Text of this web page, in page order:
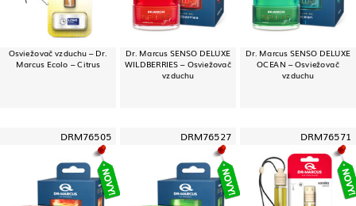
Osviežovač vzduchu – Dr.
Marcus Ecolo – Citrus
Dr. Marcus SENSO DELUXE
WILDBERRIES – Osviežovač
vzduchu
Dr. Marcus SENSO DELUXE
OCEAN – Osviežovač
vzduchu
DRM76505 DRM76527 DRM76571